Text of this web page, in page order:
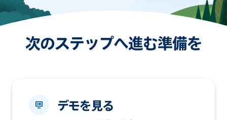
次のステップへ進む準備を
デモを見る